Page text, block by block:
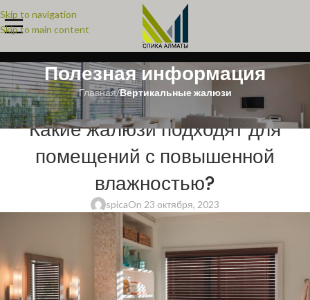
Skip to navigation
Skip to main content
Полезная информация
Главная/Вертикальные жалюзи
ВЕРТИКАЛЬНЫЕ ЖАЛЮЗИ ГОРИЗОНТАЛЬНЫЕ ЖАЛЮЗИ
Какие жалюзи подходят для
помещений с повышенной
влажностью?
spicaOn 23 октября, 2023